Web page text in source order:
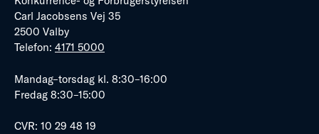
Carl Jacobsens Vej 35
2500 Valby
Telefon: 4171 5000
Mandag–torsdag kl. 8:30–16:00
Fredag 8:30–15:00
CVR: 10 29 48 19